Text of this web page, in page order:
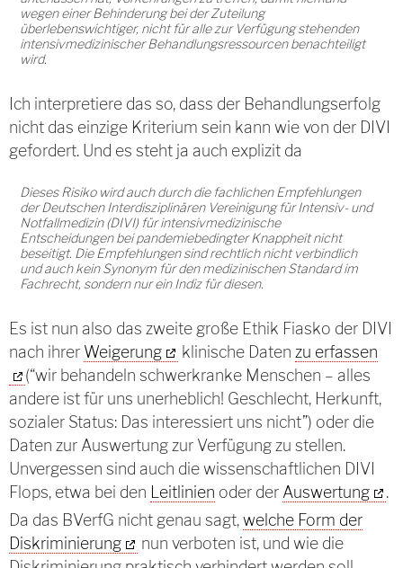
wegen einer Behinderung bei der Zuteilung
überlebenswichtiger, nicht für alle zur Verfügung stehenden
intensivmedizinischer Behandlungsressourcen benachteiligt
wird.
Ich interpretiere das so, dass der Behandlungserfolg
nicht das einzige Kriterium sein kann wie von der DIVI
gefordert. Und es steht ja auch explizit da
Dieses Risiko wird auch durch die fachlichen Empfehlungen
der Deutschen Interdisziplinären Vereinigung für Intensiv- und
Notfallmedizin (DIVI) für intensivmedizinische
Entscheidungen bei pandemiebedingter Knappheit nicht
beseitigt. Die Empfehlungen sind rechtlich nicht verbindlich
und auch kein Synonym für den medizinischen Standard im
Fachrecht, sondern nur ein Indiz für diesen.
Es ist nun also das zweite große Ethik Fiasko der DIVI
nach ihrer Weigerung klinische Daten zu erfassen
(“wir behandeln schwerkranke Menschen – alles
andere ist für uns unerheblich! Geschlecht, Herkunft,
sozialer Status: Das interessiert uns nicht”) oder die
Daten zur Auswertung zur Verfügung zu stellen.
Unvergessen sind auch die wissenschaftlichen DIVI
Flops, etwa bei den
Leitlinien oder der Auswertung
.
Da das BVerfG nicht genau sagt,welche Form der
Diskriminierung
nun verboten ist, und wie die